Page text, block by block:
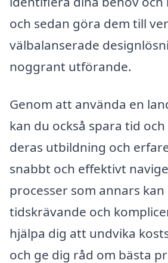
och sedan göra dem till
välbalanserade
noggrant utförande.
Genom att använda en
kan du också spara tid
deras utbildning och
snabbt och effektivt
processer som annars kan
tidskrävande och
hjälpa dig att undvika
och ge dig råd om bästa